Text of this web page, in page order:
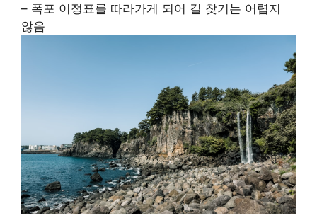
– 폭포 이정표를 따라가게 되어 길 찾기는 어렵지
않음